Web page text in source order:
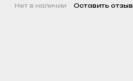
Нет в наличии Оставить отзыв